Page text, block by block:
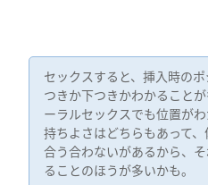
セックスすると、挿入時の
つきか下つきかわかること
ーラルセックスでも位置が
持ちよさはどちらもあって
合う合わないがあるから、
ることのほうが多いかも。